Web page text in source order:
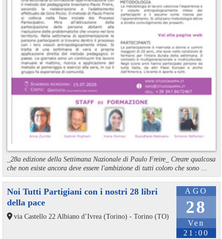
_28a edizione della Settimana Nazionale di Paulo Freire_ Creare qualcosa
che non esiste ancora deve essere l'ambizione di tutti coloro che sono ...
AGO
28
Ven
21:00
Noi Tutti Partigiani con i nostri 28 libri
della pace
via Castello 22 Albiano d’Ivrea (Torino) - Torino (TO)